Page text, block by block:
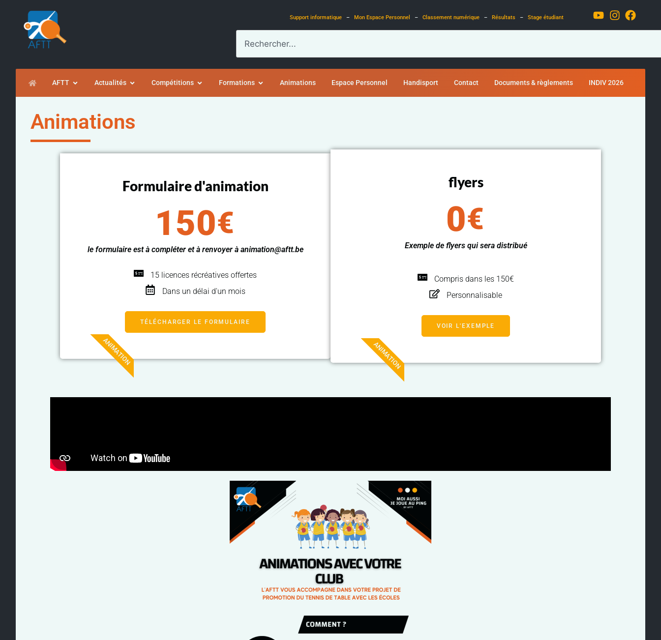
Support informatique– Mon Espace Personnel – Classement numérique– Résultats– Stage étudiant
AFTT Actualités Compétitions Formations Animations Espace Personnel Handisport Contact Documents & règlements INDIV 2026
Animations
Formulaire d'animation
150€
le formulaire est à compléter et à renvoyer à animation@aftt.be
15 licences récréatives offertes
Dans un délai d'un mois
TÉLÉCHARGER LE FORMULAIRE
ANIMATION
flyers
0€
Exemple de flyers qui sera distribué
Compris dans les 150€
Personnalisable
VOIR L'EXEMPLE
ANIMATION